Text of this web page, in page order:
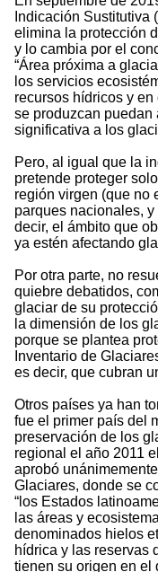
Indicación Sustitutiva
elimina la protección
y lo cambia por el
“Área próxima a
los servicios
recursos hídricos y
se produzcan puedan
significativa a los
Pero, al igual que la
pretende proteger
región virgen (que no
parques nacionales,
decir, el ámbito que
ya estén afectando
Por otra parte, no
quiebre debatidos,
glaciar de su
la dimensión de los
porque se plantea
Inventario de
es decir, que cubran
Otros países ya han
fue el primer país del
preservación de los
regional el año 2011
aprobó
Glaciares, donde se
“los Estados
las áreas y
denominados hielos
hídrica y las reservas
tienen su origen en el